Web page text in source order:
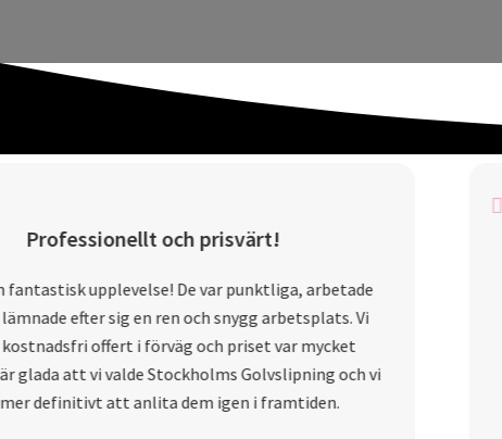
Professionellt och prisvärt!
fantastisk upplevelse! De var punktliga, arbetade
efter sig en ren och snygg arbetsplats. Vi
offert i förväg och priset var mycket
glada att vi valde Stockholms Golvslipning och vi
definitivt att anlita dem igen i framtiden.